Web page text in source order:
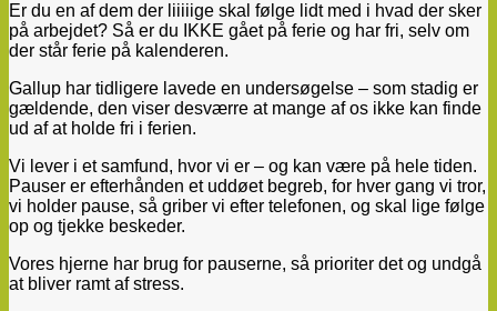
Er du en af dem der liiiiige skal følge lidt med i hvad der sker
på arbejdet? Så er du IKKE gået på ferie og har fri, selv om
der står ferie på kalenderen.
Gallup har tidligere lavede en undersøgelse – som stadig er
gældende, den viser desværre at mange af os ikke kan finde
ud af at holde fri i ferien.
Vi lever i et samfund, hvor vi er – og kan være på hele tiden.
Pauser er efterhånden et uddøet begreb, for hver gang vi tror,
vi holder pause, så griber vi efter telefonen, og skal lige følge
op og tjekke beskeder.
Vores hjerne har brug for pauserne, så prioriter det og undgå
at bliver ramt af stress.